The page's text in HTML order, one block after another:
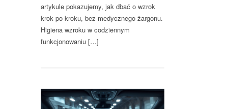
artykule pokazujemy, jak dbać o wzrok
krok po kroku, bez medycznego żargonu.
Higiena wzroku w codziennym
funkcjonowaniu […]